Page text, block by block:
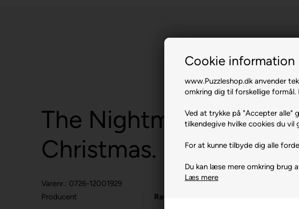
Cookie information
www.Puzzleshop.dk anvender
omkring dig til forskellige
Ved at trykke på "Accepter alle"
tilkendegive hvilke cookies du vil
For at kunne tilbyde dig alle
Du kan læse mere omkring brug
Læs mere
The Nightmare Before
Christmas.
Varenr.: 0726-12001929
Producent
Ravensburger